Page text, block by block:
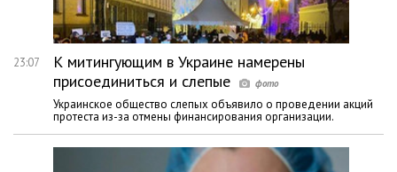
23:07
К митингующим в Украине намерены
присоединиться и слепые
Украинское общество слепых объявило о проведении акций
протеста из-за отмены финансирования организации.